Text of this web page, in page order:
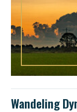
Wandeling